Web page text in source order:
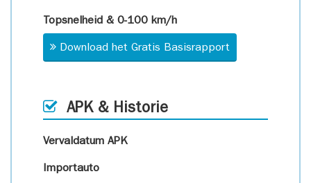
Topsnelheid & 0-100 km/h
Download het Gratis Basisrapport
APK & Historie
Vervaldatum APK
Importauto